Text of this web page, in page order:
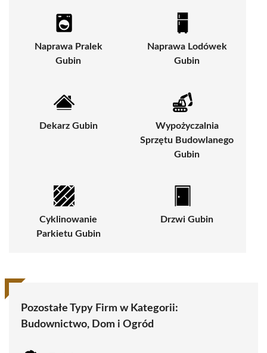
Naprawa Pralek
Gubin
Naprawa Lodówek
Gubin
Dekarz Gubin
Wypożyczalnia
Sprzętu Budowlanego
Gubin
Cyklinowanie
Parkietu Gubin
Drzwi Gubin
Pozostałe Typy Firm w Kategorii:
Budownictwo, Dom i Ogród